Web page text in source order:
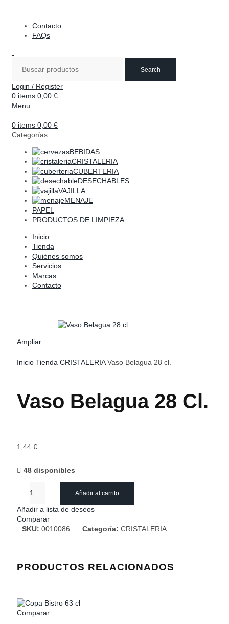
Contacto
FAQs
Search
Login / Register
0 items 0,00 €
Menu
0 items 0,00 €
Categorías
BEBIDAS
CRISTALERIA
CUBERTERIA
DESECHABLES
VAJILLA
MENAJE
PAPEL
PRODUCTOS DE LIMPIEZA
Inicio
Tienda
Quiénes somos
Servicios
Marcas
Contacto
Ampliar
Inicio Tienda CRISTALERIAVaso Belagua 28 cl.
Vaso Belagua 28 Cl.
1,44 €
48 disponibles
Añadir al carrito
Añadir a lista de deseos
Comparar
SKU: 0010086 Categoría: CRISTALERIA
PRODUCTOS RELACIONADOS
Comparar